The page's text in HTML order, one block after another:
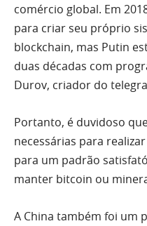
comércio global. Em
para criar seu próprio
blockchain, mas Putin
duas décadas com
Durov, criador do
Portanto, é duvidoso
necessárias para
para um padrão
manter bitcoin ou
A China também foi um